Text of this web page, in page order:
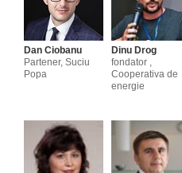
Dan Ciobanu
Partener, Suciu
Popa
Dinu Drog
fondator ,
Cooperativa de
energie